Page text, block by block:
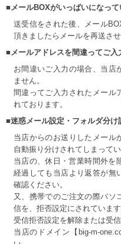
■メールBOXがいっぱいになって
送受信をされた後、メール
頂きましたらメールを再送させ
■メールアドレスを間違ってご入
お間違いご入力の場合、当店
ません。
間違ってご入力されたメール
れております。
■迷惑メール設定・フォルダ分け
当店からのお送りしたメール
自動振り分けされてしまって
当店の、休日・営業時間外を
経過しても当店より返答が無
確認ください。
又、携帯でのご注文の際パソ
信を、拒否設定にされていま
受信拒否設定を解除または受
当店のドメイン【big-m-